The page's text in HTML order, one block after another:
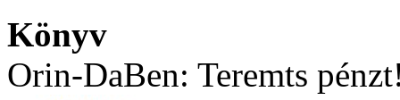
Könyv
Orin-DaBen: Teremts